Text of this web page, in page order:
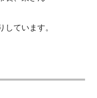
しています。